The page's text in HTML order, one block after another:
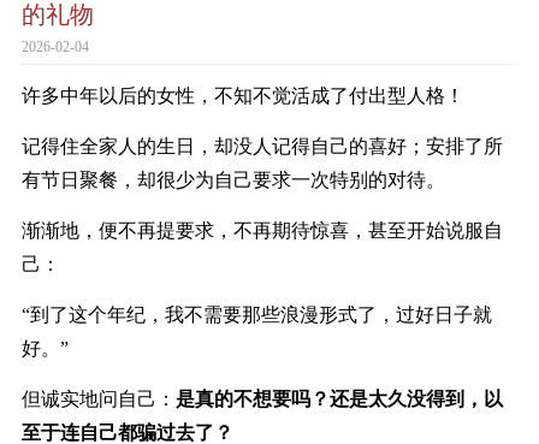
的礼物
2026-02-04
许多中年以后的女性，不知不觉活成了付出型人格！
记得住全家人的生日，却没人记得自己的喜好；安排了所
有节日聚餐，却很少为自己要求一次特别的对待。
渐渐地，便不再提要求，不再期待惊喜，甚至开始说服自
己：
“到了这个年纪，我不需要那些浪漫形式了，过好日子就
好。”
但诚实地问自己： 是真的不想要吗？还是太久没得到，以
至于连自己都骗过去了？